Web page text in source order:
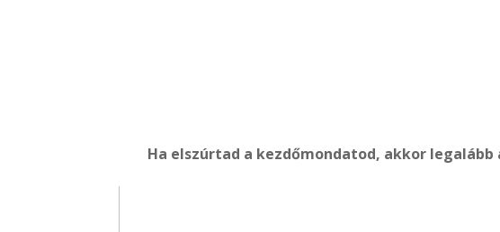
Ha elszúrtad a kezdőmondatod, akkor